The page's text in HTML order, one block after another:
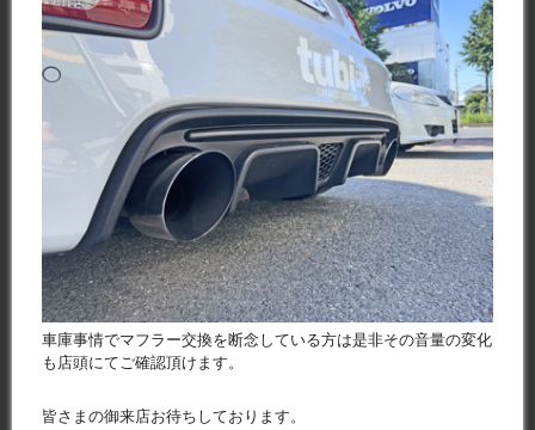
車庫事情でマフラー交換を断念している方は是非その音量の変化
も店頭にてご確認頂けます。
皆さまの御来店お待ちしております。